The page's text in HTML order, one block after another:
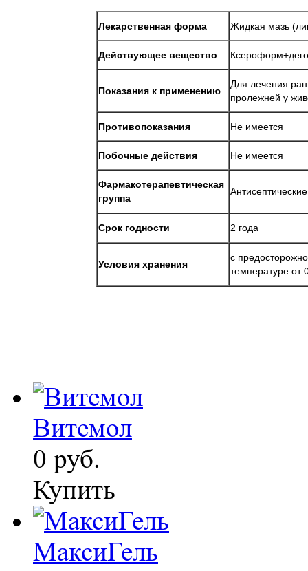
Лекарственная форма Жидкая мазь
Действующее вещество
Показания к применению
Для лечения
пролежней у
Противопоказания Не имеется
Побочные действия Не имеется
Фармакотерапевтическая
группа
Срок годности 2 года
Условия хранения
с
температуре от
Витемол
0 руб.
Купить
МаксиГель